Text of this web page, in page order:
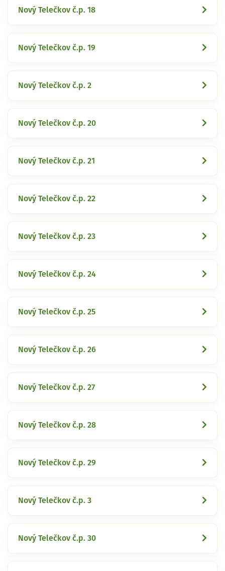
Nový Telečkov č.p. 18
Nový Telečkov č.p. 19
Nový Telečkov č.p. 2
Nový Telečkov č.p. 20
Nový Telečkov č.p. 21
Nový Telečkov č.p. 22
Nový Telečkov č.p. 23
Nový Telečkov č.p. 24
Nový Telečkov č.p. 25
Nový Telečkov č.p. 26
Nový Telečkov č.p. 27
Nový Telečkov č.p. 28
Nový Telečkov č.p. 29
Nový Telečkov č.p. 3
Nový Telečkov č.p. 30